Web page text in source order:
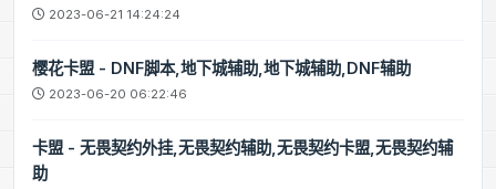
2023-06-21 14:24:24
樱花卡盟 - DNF脚本,地下城辅助,地下城辅助,DNF辅助
2023-06-20 06:22:46
卡盟 - 无畏契约外挂,无畏契约辅助,无畏契约卡盟,无畏契约辅
助